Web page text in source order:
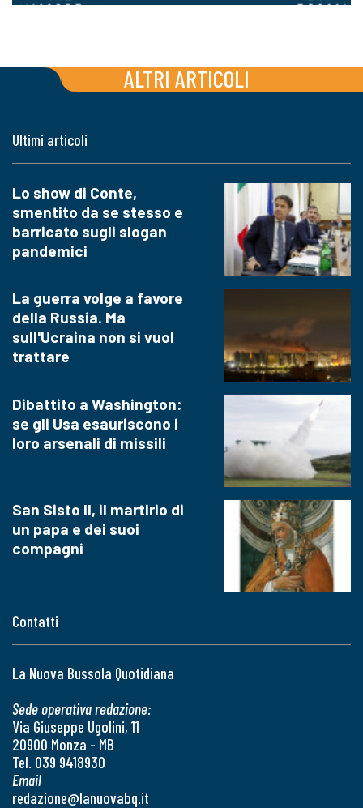
ALTRI ARTICOLI
Contatti
La Nuova Bussola Quotidiana
Sede operativa redazione:
Via Giuseppe Ugolini, 11
20900 Monza - MB
Tel. 039 9418930
Email
redazione@lanuovabq.it
Ultimi articoli
Lo show di Conte,
smentito da se stesso e
barricato sugli slogan
pandemici
La guerra volge a favore
della Russia. Ma
sull'Ucraina non si vuol
trattare
Dibattito a Washington:
se gli Usa esauriscono i
loro arsenali di missili
San Sisto II, il martirio di
un papa e dei suoi
compagni